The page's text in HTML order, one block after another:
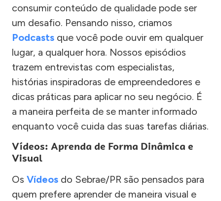
consumir conteúdo de qualidade pode ser
um desafio. Pensando nisso, criamos
Podcasts que você pode ouvir em qualquer
lugar, a qualquer hora. Nossos episódios
trazem entrevistas com especialistas,
histórias inspiradoras de empreendedores e
dicas práticas para aplicar no seu negócio. É
a maneira perfeita de se manter informado
enquanto você cuida das suas tarefas diárias.
Vídeos: Aprenda de Forma Dinâmica e
Visual
Os Vídeos do Sebrae/PR são pensados para
quem prefere aprender de maneira visual e